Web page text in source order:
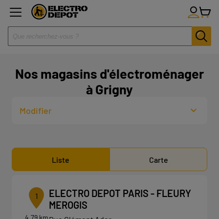
Nos magasins d'électroménager
à Grigny
Modifier
Liste Carte
1
4.79 km
ELECTRO DEPOT PARIS - FLEURY
MEROGIS